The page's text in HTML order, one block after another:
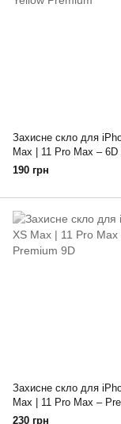
Захисне скло для
Max | 11 Pro Max – 6D
Premium
190 грн
Захисне скло для
Max | 11 Pro Max –
230 грн